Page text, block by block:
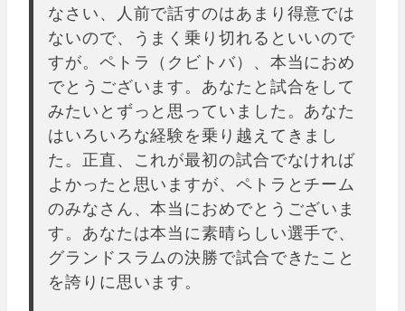
なさい、人前で話すのはあまり得意では
ないので、うまく乗り切れるといいので
すが。ペトラ（クビトバ）、本当におめ
でとうございます。あなたと試合をして
みたいとずっと思っていました。あなた
はいろいろな経験を乗り越えてきまし
た。正直、これが最初の試合でなければ
よかったと思いますが、ペトラとチーム
のみなさん、本当におめでとうございま
す。あなたは本当に素晴らしい選手で、
グランドスラムの決勝で試合できたこと
を誇りに思います。